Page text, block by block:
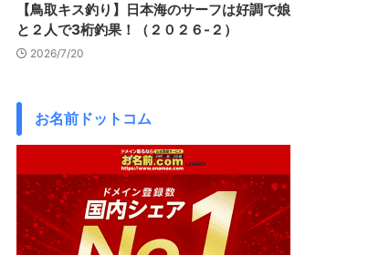
【鳥取キス釣り】日本海のサーフは好調で娘
と２人で3桁釣果！（２０２６-２）
2026/7/20
お名前ドットコム